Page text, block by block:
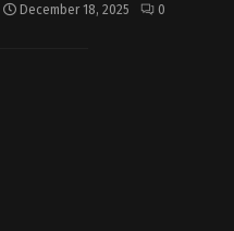
December 18, 2025 0